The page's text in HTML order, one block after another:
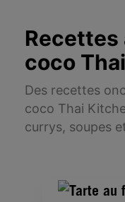
Recettes
coco
Des recettes
coco Thai
currys, soupes